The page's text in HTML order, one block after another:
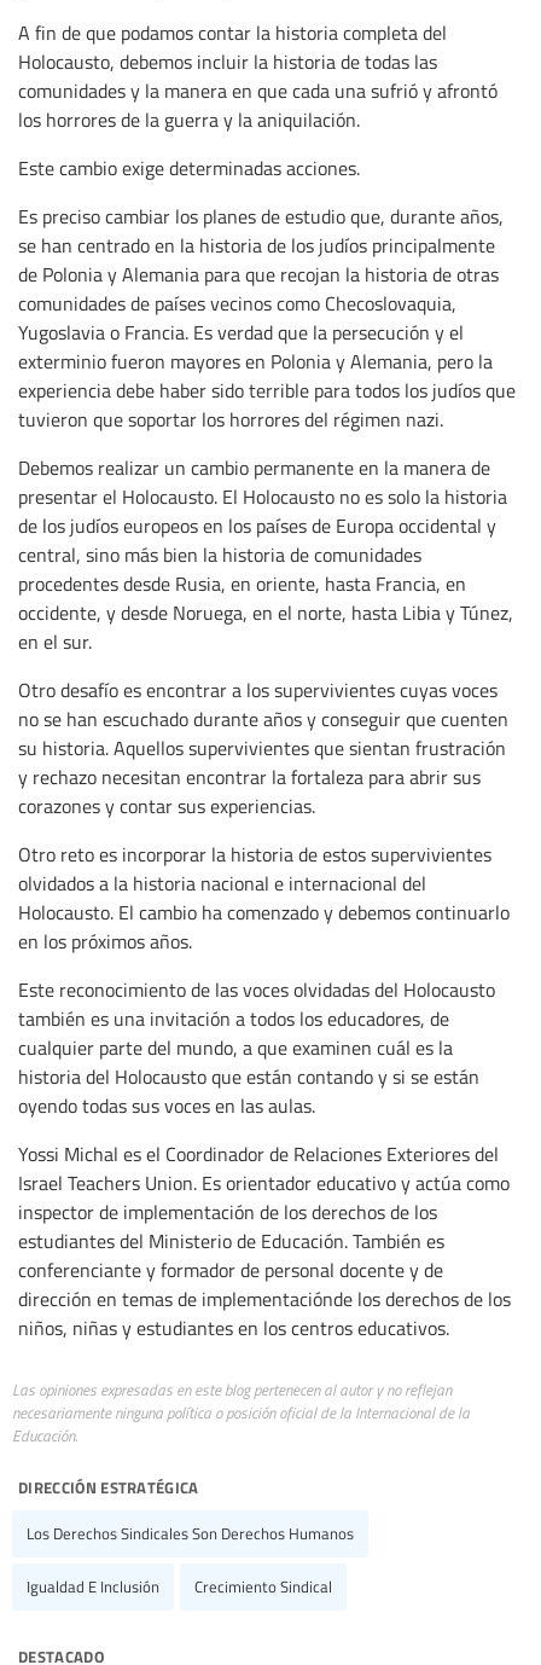
A fin de que podamos contar la historia completa del
Holocausto, debemos incluir la historia de todas las
comunidades y la manera en que cada una sufrió y afrontó
los horrores de la guerra y la aniquilación.
Este cambio exige determinadas acciones.
Es preciso cambiar los planes de estudio que, durante años,
se han centrado en la historia de los judíos principalmente
de Polonia y Alemania para que recojan la historia de otras
comunidades de países vecinos como Checoslovaquia,
Yugoslavia o Francia. Es verdad que la persecución y el
exterminio fueron mayores en Polonia y Alemania, pero la
experiencia debe haber sido terrible para todos los judíos que
tuvieron que soportar los horrores del régimen nazi.
Debemos realizar un cambio permanente en la manera de
presentar el Holocausto. El Holocausto no es solo la historia
de los judíos europeos en los países de Europa occidental y
central, sino más bien la historia de comunidades
procedentes desde Rusia, en oriente, hasta Francia, en
occidente, y desde Noruega, en el norte, hasta Libia y Túnez,
en el sur.
Otro desafío es encontrar a los supervivientes cuyas voces
no se han escuchado durante años y conseguir que cuenten
su historia. Aquellos supervivientes que sientan frustración
y rechazo necesitan encontrar la fortaleza para abrir sus
corazones y contar sus experiencias.
Otro reto es incorporar la historia de estos supervivientes
olvidados a la historia nacional e internacional del
Holocausto. El cambio ha comenzado y debemos continuarlo
en los próximos años.
Este reconocimiento de las voces olvidadas del Holocausto
también es una invitación a todos los educadores, de
cualquier parte del mundo, a que examinen cuál es la
historia del Holocausto que están contando y si se están
oyendo todas sus voces en las aulas.
Yossi Michal es el Coordinador de Relaciones Exteriores del
Israel Teachers Union. Es orientador educativo y actúa como
inspector de implementación de los derechos de los
estudiantes del Ministerio de Educación. También es
conferenciante y formador de personal docente y de
dirección en temas de implementaciónde los derechos de los
niños, niñas y estudiantes en los centros educativos.
Las opiniones expresadas en este blog pertenecen al autor y no reflejan
necesariamente ninguna política o posición oficial de la Internacional de la
Educación.
dirección estratégica
Los Derechos Sindicales Son Derechos Humanos
Igualdad E Inclusión Crecimiento Sindical
destacado